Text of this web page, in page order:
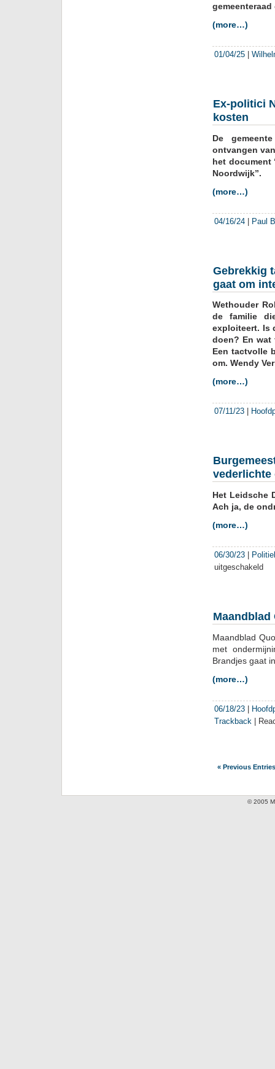
(more…)
01/04/25
Ex-politici
kosten
De
ontvangen
het document
Noordwijk”.
(more…)
04/16/24 Paul
Gebrekkig
gaat om
Wethouder
de familie
exploiteert. Is
doen? En wat
Een tactvolle
om. Wendy
(more…)
07/11/23
vederlichte
Het Leidsche
Ach ja, de
(more…)
06/30/23
uitgeschakeldvoor
zich
Maandblad
met
Brandjes gaat
(more…)
06/18/23 |
Trackback |
« Previous Entries
© 2005